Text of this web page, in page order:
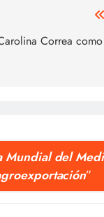
Correa
Mundial del
”